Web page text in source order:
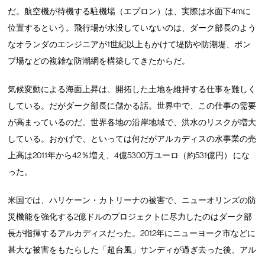
だ。航空機が待機する駐機場（エプロン）は、実際は水面下4mに
位置するという。飛行場が水没していないのは、ダーク部長のよう
なオランダのエンジニアが1世紀以上もかけて堤防や防潮堤、ポン
プ場などの複雑な防潮網を構築してきたからだ。
気候変動による海面上昇は、開拓した土地を維持する仕事を難しく
している。だがダーク部長に儲かる話。世界中で、この仕事の需要
が高まっているのだ。世界各地の沿岸地域で、洪水のリスクが増大
している。おかげで、といっては何だがアルカディスの水事業の売
上高は2011年から42％増え、4億5300万ユーロ（約531億円） にな
った。
米国では、ハリケーン・カトリーナの被害で、ニューオリンズの防
災機能を強化する2億ドルのプロジェクトに尽力したのはダーク部
長が指揮するアルカディスだった。2012年にニューヨーク市などに
甚大な被害をもたらした「超台風」サンディが過ぎ去った後、アル